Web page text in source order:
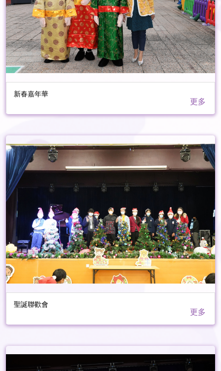
新春嘉年華
更多
聖誕聯歡會
更多